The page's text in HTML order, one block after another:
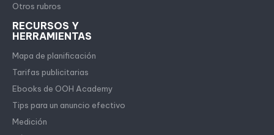
Otros rubros
RECURSOS Y
HERRAMIENTAS
Mapa de planificación
Tarifas publicitarias
Ebooks de OOH Academy
Tips para un anuncio efectivo
Medición